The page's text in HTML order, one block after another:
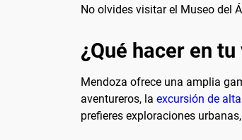
No olvides visitar el Museo del
¿Qué hacer en
Mendoza ofrece una amplia
aventureros, la excursión de
prefieres exploraciones